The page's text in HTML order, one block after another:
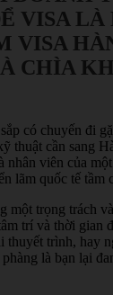
VISA LÀ
VISA
CHÌA
có chuyến đi
thuật cần sang
nhân viên của
lãm quốc tế tầm
một trọng trách
trí và thời gian
thuyết trình, hay
là bạn lại